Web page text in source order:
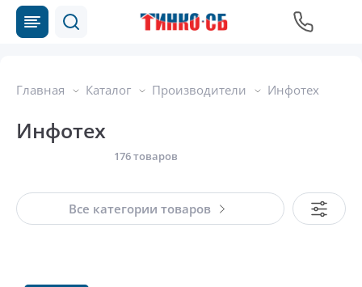
Главная Каталог Производители Инфотех
Инфотех
176 товаров
Все категории товаров